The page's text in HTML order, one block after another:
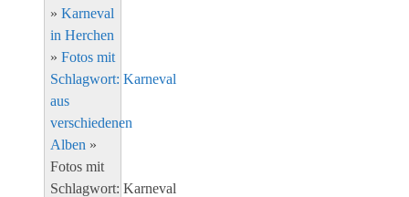
» Karneval
in Herchen
» Fotos mit
Schlagwort: Karneval
aus
verschiedenen
Alben »
Fotos mit
Schlagwort: Karneval